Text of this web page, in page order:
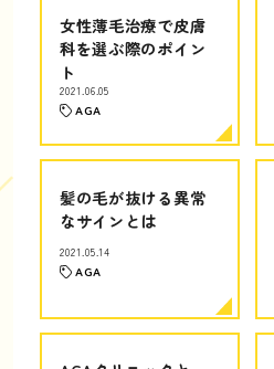
女性薄毛治療で皮膚
科を選ぶ際のポイン
ト
2021.06.05
AGA
髪の毛が抜ける異常
なサインとは
2021.05.14
AGA